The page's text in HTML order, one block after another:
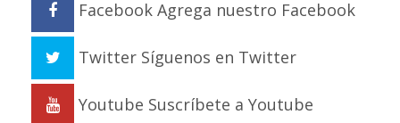
Facebook Agrega nuestro Facebook
Twitter Síguenos en Twitter
Youtube Suscríbete a Youtube